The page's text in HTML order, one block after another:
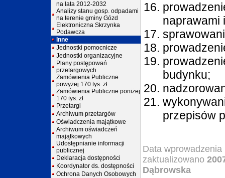
na lata 2012-2032
Analizy stanu gosp. odpadami
na terenie gminy Gózd
Elektroniczna Skrzynka
Podawcza
Inne
Jednostki pomocnicze
Jednostki organizacyjne
Plany postępowań
przetargowych
Zamówienia Publiczne
powyżej 170 tys. zł
Zamówienia Publiczne poniżej
170 tys. zł
Przetargi
Archiwum przetargów
Oświadczenia majątkowe
Archiwum oświadczeń
majątkowych
Udostępnianie informacji
publicznej
Deklaracja dostępności
Koordynator ds. dostępności
Ochrona Danych Osobowych
naprawami
budynku;
przepisów
Data
zaktualizowano
Dąbrowska